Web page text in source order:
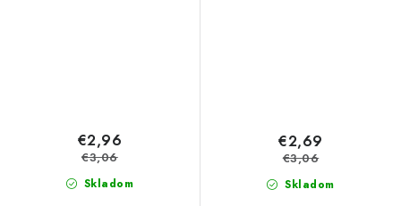
Skladom
€2,96
€3,06
Skladom
€2,69
€3,06